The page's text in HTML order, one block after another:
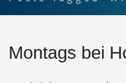
Montags bei